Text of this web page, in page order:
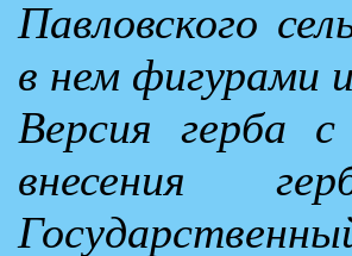
Павловского
в нем фигурами
Версия герба
внесения